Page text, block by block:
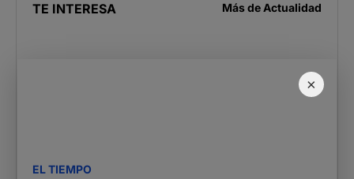
×
TE INTERESA Más de Actualidad
EL TIEMPO